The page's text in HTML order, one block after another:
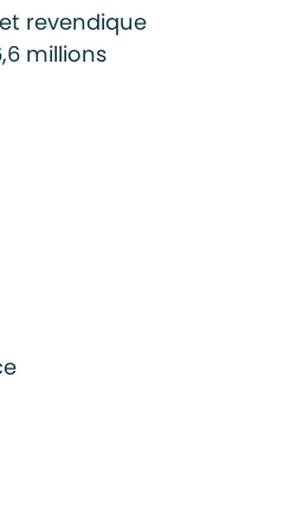
revendique
millions